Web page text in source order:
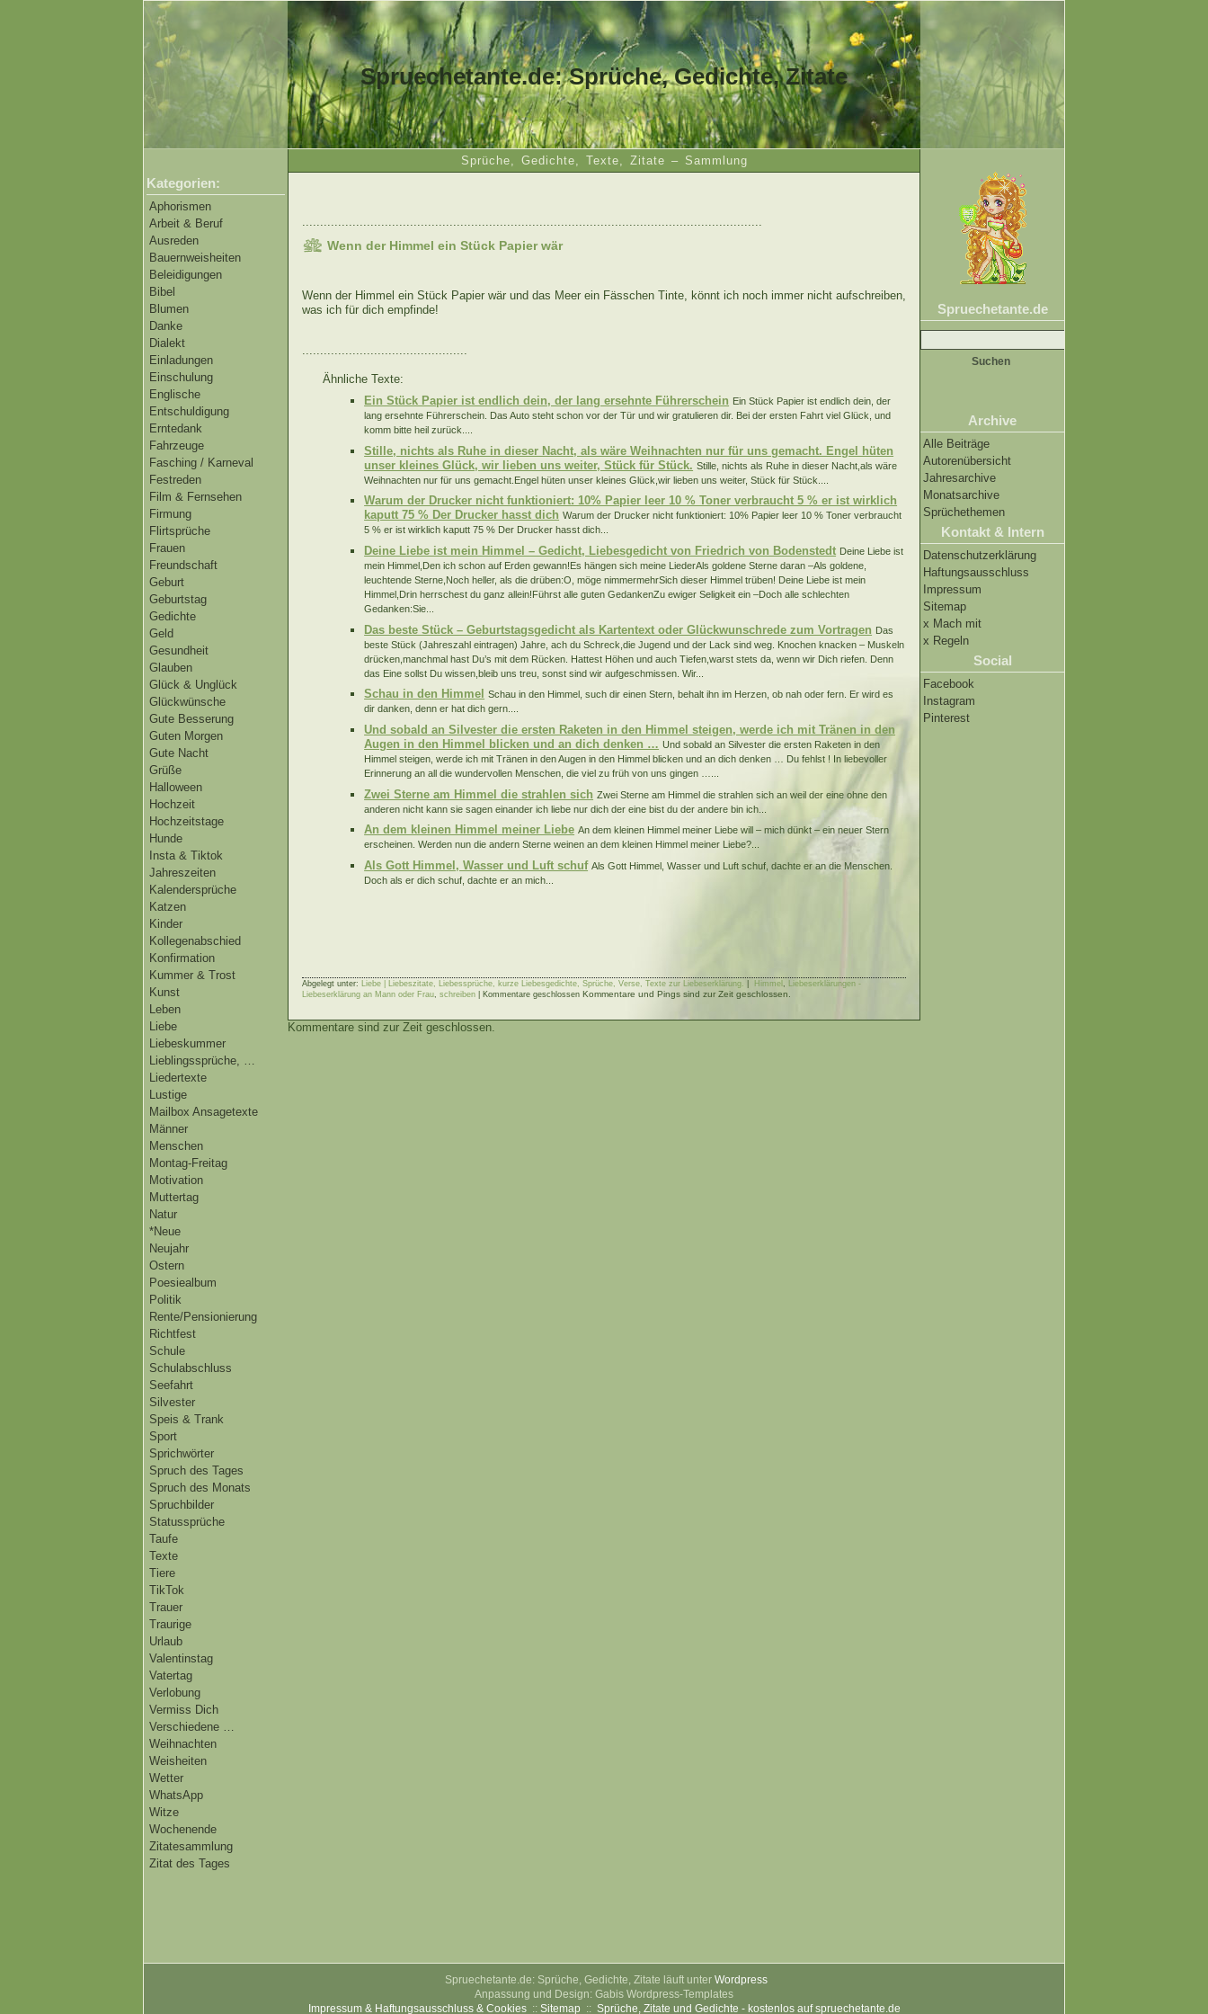
Spruechetante.de: Sprüche, Gedichte, Zitate
Sprüche, Gedichte, Texte, Zitate – Sammlung
Kategorien:
Aphorismen
Arbeit & Beruf
Ausreden
Bauernweisheiten
Beleidigungen
Bibel
Blumen
Danke
Dialekt
Einladungen
Einschulung
Englische
Entschuldigung
Erntedank
Fahrzeuge
Fasching / Karneval
Festreden
Film & Fernsehen
Firmung
Flirtsprüche
Frauen
Freundschaft
Geburt
Geburtstag
Gedichte
Geld
Gesundheit
Glauben
Glück & Unglück
Glückwünsche
Gute Besserung
Guten Morgen
Gute Nacht
Grüße
Halloween
Hochzeit
Hochzeitstage
Hunde
Insta & Tiktok
Jahreszeiten
Kalendersprüche
Katzen
Kinder
Kollegenabschied
Konfirmation
Kummer & Trost
Kunst
Leben
Liebe
Liebeskummer
Lieblingssprüche, …
Liedertexte
Lustige
Mailbox Ansagetexte
Männer
Menschen
Montag-Freitag
Motivation
Muttertag
Natur
*Neue
Neujahr
Ostern
Poesiealbum
Politik
Rente/Pensionierung
Richtfest
Schule
Schulabschluss
Seefahrt
Silvester
Speis & Trank
Sport
Sprichwörter
Spruch des Tages
Spruch des Monats
Spruchbilder
Statussprüche
Taufe
Texte
Tiere
TikTok
Trauer
Traurige
Urlaub
Valentinstag
Vatertag
Verlobung
Vermiss Dich
Verschiedene …
Weihnachten
Weisheiten
Wetter
WhatsApp
Witze
Wochenende
Zitatesammlung
Zitat des Tages
Spruechetante.de
Suche
nach:
Archive
Alle Beiträge
Autorenübersicht
Jahresarchive
Monatsarchive
Sprüchethemen
Kontakt & Intern
Datenschutzerklärung
Haftungsausschluss
Impressum
Sitemap
x Mach mit
x Regeln
Social
Facebook
Instagram
Pinterest
................................................................................................................................
Wenn der Himmel ein Stück Papier wär
Wenn der Himmel ein Stück Papier wär und das Meer ein Fässchen Tinte, könnt ich noch immer nicht aufschreiben,
was ich für dich empfinde!
..............................................
Ähnliche Texte:
Ein Stück Papier ist endlich dein, der lang ersehnte Führerschein Ein Stück Papier ist endlich dein, der
lang ersehnte Führerschein. Das Auto steht schon vor der Tür und wir gratulieren dir. Bei der ersten Fahrt viel Glück, und
komm bitte heil zurück....
Stille, nichts als Ruhe in dieser Nacht, als wäre Weihnachten nur für uns gemacht. Engel hüten
unser kleines Glück, wir lieben uns weiter, Stück für Stück. Stille, nichts als Ruhe in dieser Nacht,als wäre
Weihnachten nur für uns gemacht.Engel hüten unser kleines Glück,wir lieben uns weiter, Stück für Stück....
Warum der Drucker nicht funktioniert: 10% Papier leer 10 % Toner verbraucht 5 % er ist wirklich
kaputt 75 % Der Drucker hasst dich Warum der Drucker nicht funktioniert: 10% Papier leer 10 % Toner verbraucht
5 % er ist wirklich kaputt 75 % Der Drucker hasst dich...
Deine Liebe ist mein Himmel – Gedicht, Liebesgedicht von Friedrich von Bodenstedt Deine Liebe ist
mein Himmel,Den ich schon auf Erden gewann!Es hängen sich meine LiederAls goldene Sterne daran –Als goldene,
leuchtende Sterne,Noch heller, als die drüben:O, möge nimmermehrSich dieser Himmel trüben! Deine Liebe ist mein
Himmel,Drin herrschest du ganz allein!Führst alle guten GedankenZu ewiger Seligkeit ein –Doch alle schlechten
Gedanken:Sie...
Das beste Stück – Geburtstagsgedicht als Kartentext oder Glückwunschrede zum Vortragen Das
beste Stück (Jahreszahl eintragen) Jahre, ach du Schreck,die Jugend und der Lack sind weg. Knochen knacken – Muskeln
drücken,manchmal hast Du’s mit dem Rücken. Hattest Höhen und auch Tiefen,warst stets da, wenn wir Dich riefen. Denn
das Eine sollst Du wissen,bleib uns treu, sonst sind wir aufgeschmissen. Wir...
Schau in den Himmel
Schau in den Himmel, such dir einen Stern, behalt ihn im Herzen, ob nah oder fern. Er wird es
dir danken, denn er hat dich gern....
Und sobald an Silvester die ersten Raketen in den Himmel steigen, werde ich mit Tränen in den
Augen in den Himmel blicken und an dich denken … Und sobald an Silvester die ersten Raketen in den
Himmel steigen, werde ich mit Tränen in den Augen in den Himmel blicken und an dich denken … Du fehlst ! In liebevoller
Erinnerung an all die wundervollen Menschen, die viel zu früh von uns gingen …...
Zwei Sterne am Himmel die strahlen sich Zwei Sterne am Himmel die strahlen sich an weil der eine ohne den
anderen nicht kann sie sagen einander ich liebe nur dich der eine bist du der andere bin ich...
An dem kleinen Himmel meiner Liebe An dem kleinen Himmel meiner Liebe will – mich dünkt – ein neuer Stern
erscheinen. Werden nun die andern Sterne weinen an dem kleinen Himmel meiner Liebe?...
Als Gott Himmel, Wasser und Luft schuf Als Gott Himmel, Wasser und Luft schuf, dachte er an die Menschen.
Doch als er dich schuf, dachte er an mich...
Abgelegt unter: Liebe | Liebeszitate, Liebessprüche, kurze Liebesgedichte, Sprüche, Verse, Texte zur Liebeserklärung. Himmel , Liebeserklärungen -
Liebeserklärung an Mann oder Frau, schreiben Kommentare geschlossen Kommentare und Pings sind zur Zeit geschlossen.
Kommentare sind zur Zeit geschlossen.
Spruechetante.de: Sprüche, Gedichte, Zitate läuft unter Wordpress
Anpassung und Design: Gabis Wordpress-Templates
Impressum & Haftungsausschluss & Cookies:: Sitemap :: Sprüche, Zitate und Gedichte - kostenlos auf spruechetante.de